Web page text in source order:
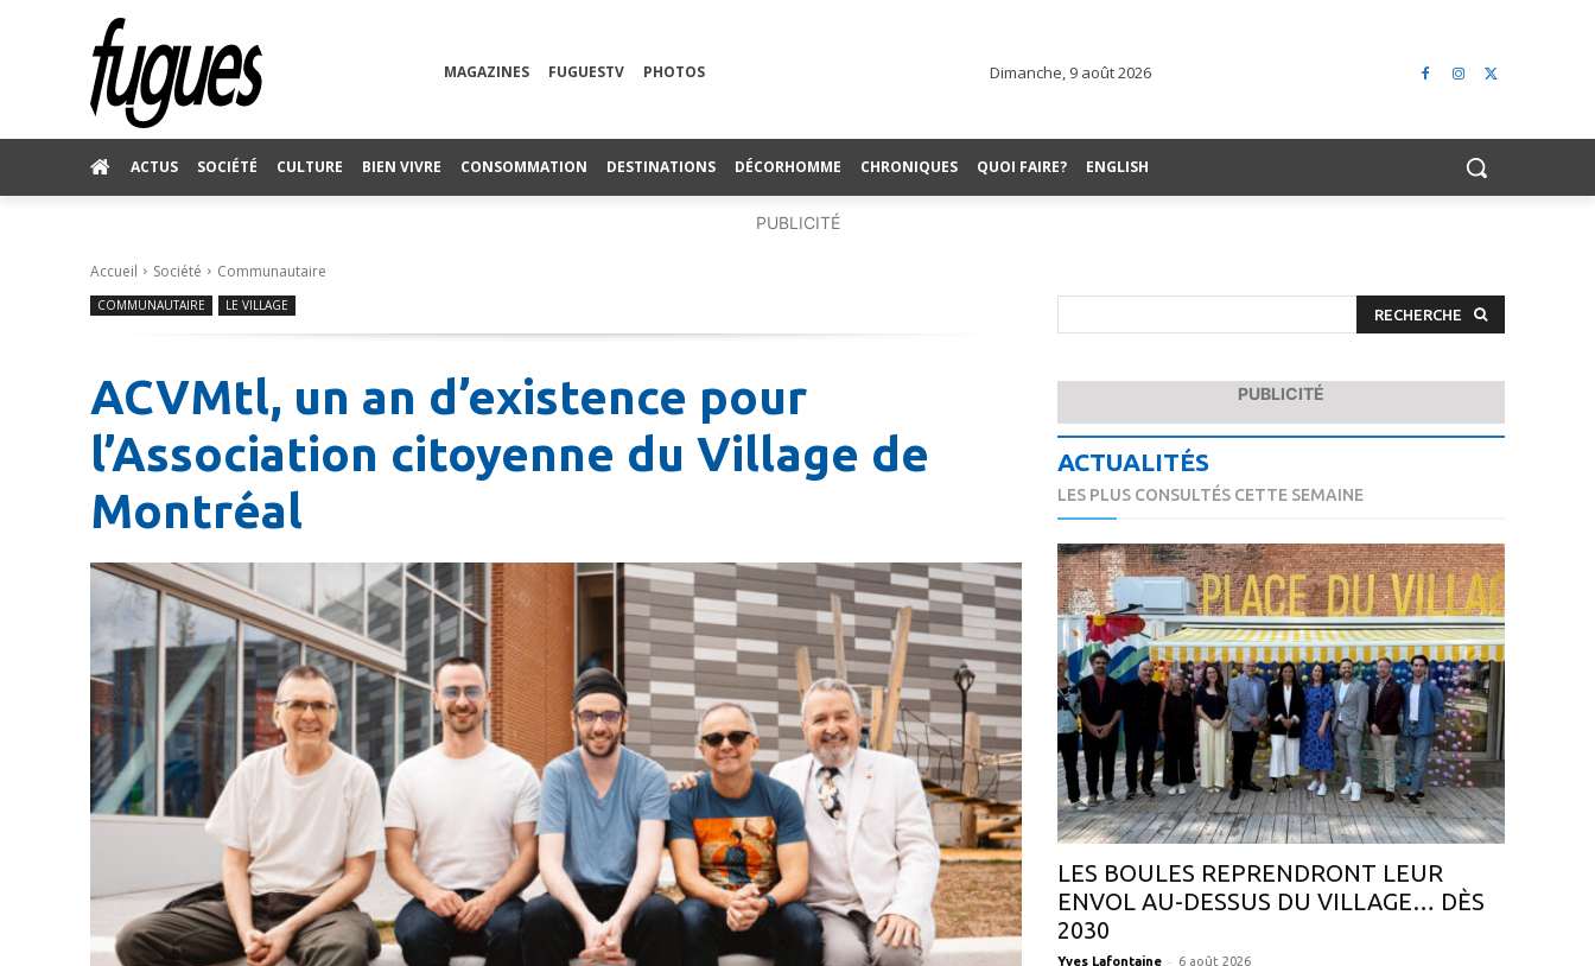
MAGAZINES FUGUESTV PHOTOS Dimanche, 9 août 2026
ACTUS SOCIÉTÉ CULTURE BIEN VIVRE CONSOMMATION DESTINATIONS DÉCORHOMME CHRONIQUES QUOI FAIRE? ENGLISH
PUBLICITÉ
Accueil Société Communautaire
COMMUNAUTAIRE LE VILLAGE
ACVMtl, un an d’existence pour
l’Association citoyenne du Village de
Montréal
RECHERCHE
PUBLICITÉ
ACTUALITÉS
LES PLUS CONSULTÉS CETTE SEMAINE
LES BOULES REPRENDRONT LEUR
ENVOL AU-DESSUS DU VILLAGE… DÈS
2030
Yves Lafontaine - 6 août 2026